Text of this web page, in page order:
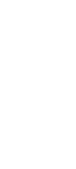
INNER JOIN
JOIN
JOIN